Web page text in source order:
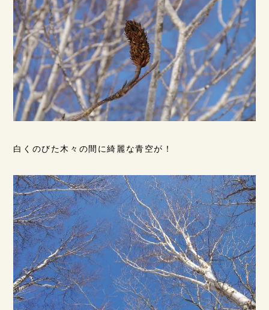
白くのびた木々の間に綺麗な青空が！